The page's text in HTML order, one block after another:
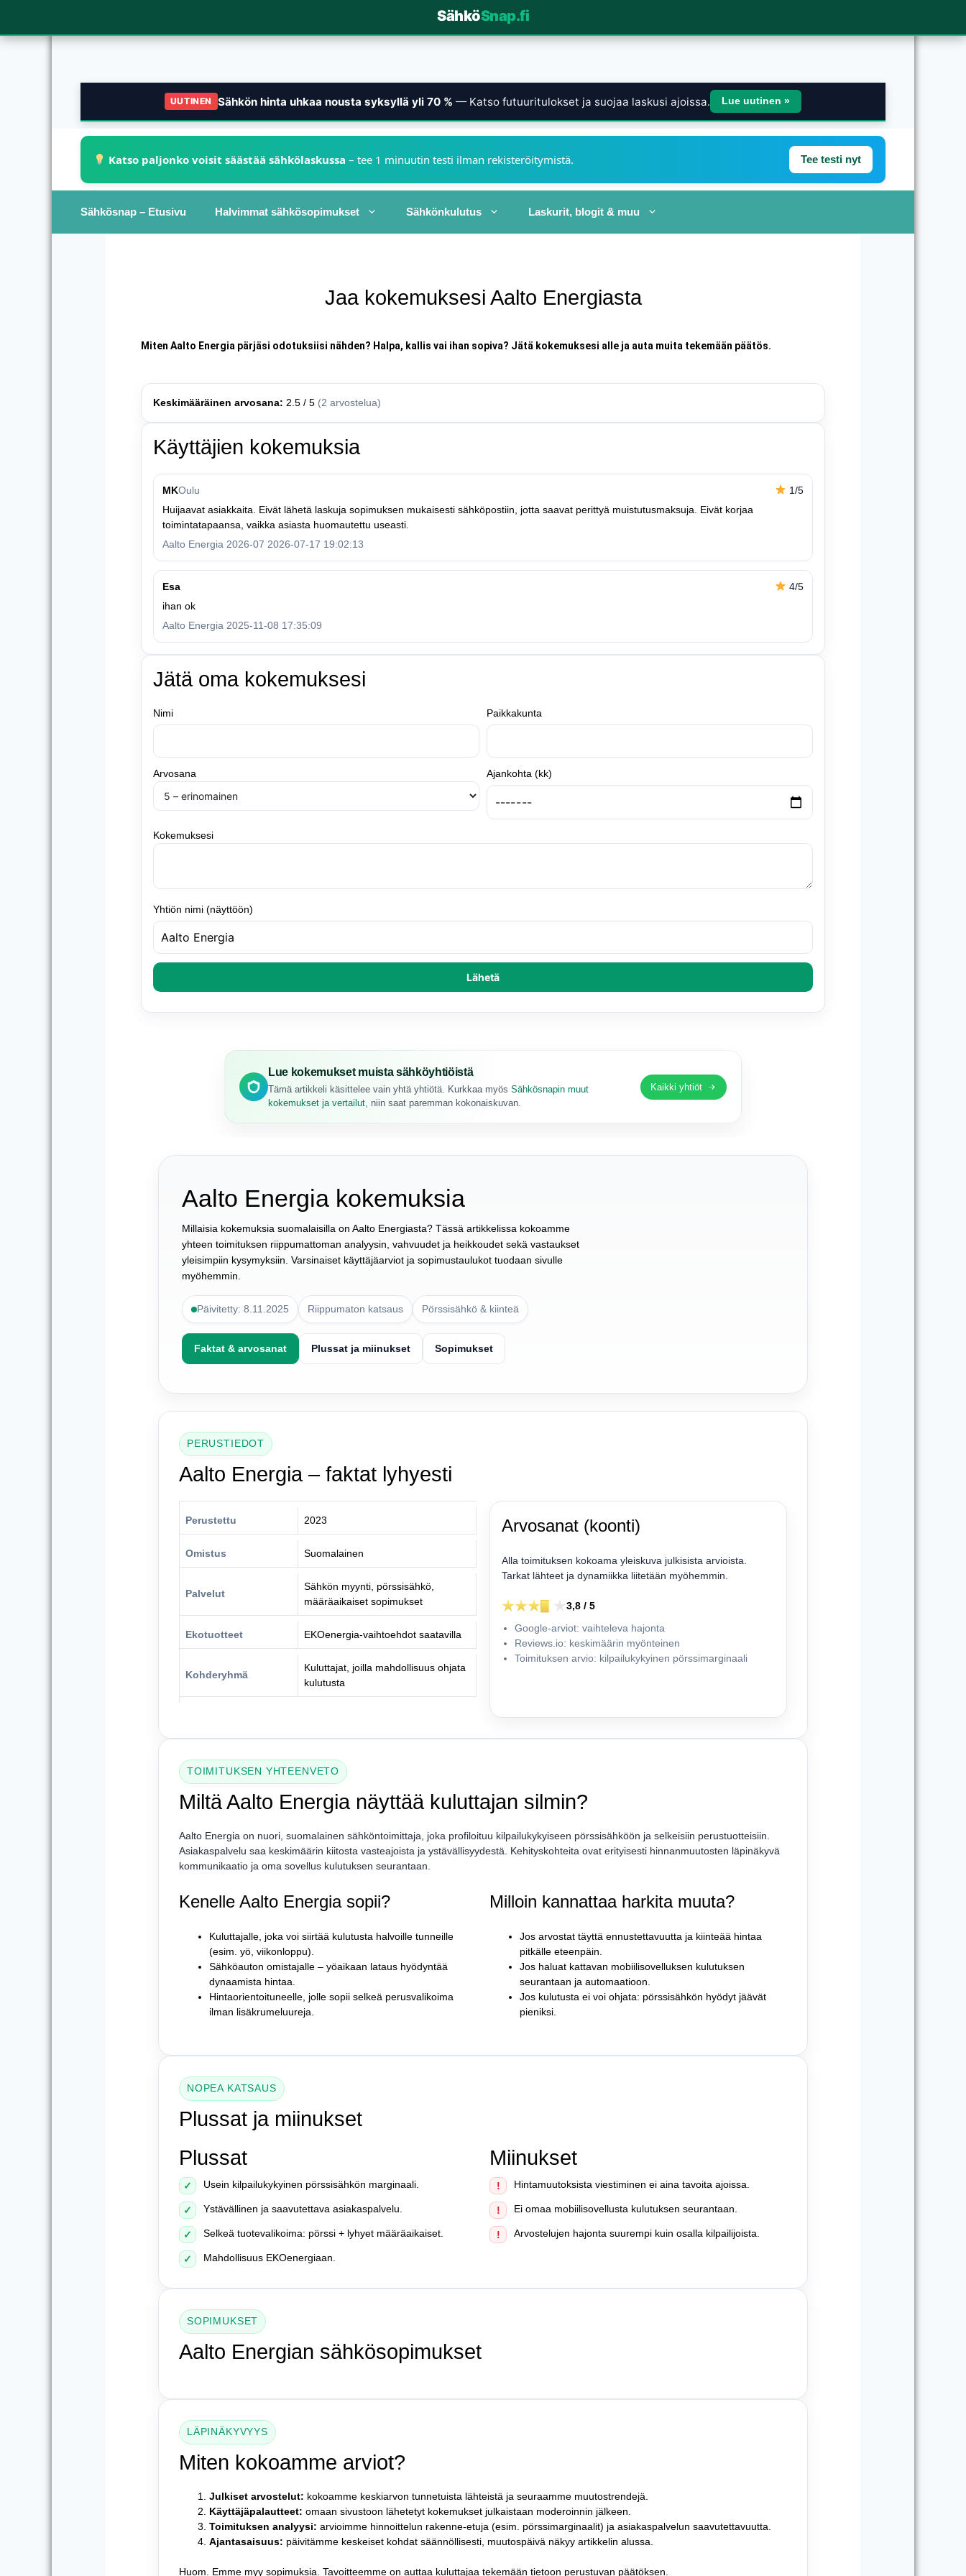
SähköSnap.fi
UUTINEN Sähkön hinta uhkaa nousta syksyllä yli 70 % — Katso futuuritulokset ja suojaa laskusi ajoissa. Lue uutinen »
Katso paljonko voisit säästää sähkölaskussa – tee 1 minuutin testi ilman rekisteröitymistä. Tee testi nyt
Sähkösnap – Etusivu Halvimmat sähkösopimukset Sähkönkulutus Laskurit, blogit & muu
Jaa kokemuksesi Aalto Energiasta
Miten Aalto Energia pärjäsi odotuksiisi nähden? Halpa, kallis vai ihan sopiva? Jätä kokemuksesi alle ja auta muita tekemään päätös.
Keskimääräinen arvosana: 2.5 / 5 (2 arvostelua)
Käyttäjien kokemuksia
MKOulu
1/5
Huijaavat asiakkaita. Eivät lähetä laskuja sopimuksen mukaisesti sähköpostiin, jotta saavat perittyä muistutusmaksuja. Eivät korjaa
toimintatapaansa, vaikka asiasta huomautettu useasti.
Aalto Energia 2026-07 2026-07-17 19:02:13
Esa
4/5
ihan ok
Aalto Energia 2025-11-08 17:35:09
Jätä oma kokemuksesi
Nimi Paikkakunta
Arvosana Ajankohta (kk)
Kokemuksesi
Yhtiön nimi (näyttöön)
Lähetä
Lue kokemukset muista sähköyhtiöistä
Tämä artikkeli käsittelee vain yhtä yhtiötä. Kurkkaa myös Sähkösnapin muut
kokemukset ja vertailut, niin saat paremman kokonaiskuvan.
Kaikki yhtiöt
Aalto Energia kokemuksia
Millaisia kokemuksia suomalaisilla on Aalto Energiasta? Tässä artikkelissa kokoamme
yhteen toimituksen riippumattoman analyysin, vahvuudet ja heikkoudet sekä vastaukset
yleisimpiin kysymyksiin. Varsinaiset käyttäjäarviot ja sopimustaulukot tuodaan sivulle
myöhemmin.
Päivitetty: 8.11.2025 Riippumaton katsaus Pörssisähkö & kiinteä
Faktat & arvosanat Plussat ja miinukset Sopimukset
PERUSTIEDOT
Aalto Energia – faktat lyhyesti
Perustettu 2023
Omistus Suomalainen
Palvelut
Sähkön myynti, pörssisähkö,
määräaikaiset sopimukset
Ekotuotteet EKOenergia-vaihtoehdot saatavilla
Kohderyhmä
Kuluttajat, joilla mahdollisuus ohjata
kulutusta
Arvosanat (koonti)
Alla toimituksen kokoama yleiskuva julkisista arvioista.
Tarkat lähteet ja dynamiikka liitetään myöhemmin.
3,8 / 5
Google-arviot: vaihteleva hajonta
Reviews.io: keskimäärin myönteinen
Toimituksen arvio: kilpailukykyinen pörssimarginaali
TOIMITUKSEN YHTEENVETO
Miltä Aalto Energia näyttää kuluttajan silmin?
Aalto Energia on nuori, suomalainen sähköntoimittaja, joka profiloituu kilpailukykyiseen pörssisähköön ja selkeisiin perustuotteisiin.
Asiakaspalvelu saa keskimäärin kiitosta vasteajoista ja ystävällisyydestä. Kehityskohteita ovat erityisesti hinnanmuutosten läpinäkyvä
kommunikaatio ja oma sovellus kulutuksen seurantaan.
Kenelle Aalto Energia sopii?
Kuluttajalle, joka voi siirtää kulutusta halvoille tunneille
(esim. yö, viikonloppu).
Sähköauton omistajalle – yöaikaan lataus hyödyntää
dynaamista hintaa.
Hintaorientoituneelle, jolle sopii selkeä perusvalikoima
ilman lisäkrumeluureja.
Milloin kannattaa harkita muuta?
Jos arvostat täyttä ennustettavuutta ja kiinteää hintaa
pitkälle eteenpäin.
Jos haluat kattavan mobiilisovelluksen kulutuksen
seurantaan ja automaatioon.
Jos kulutusta ei voi ohjata: pörssisähkön hyödyt jäävät
pieniksi.
NOPEA KATSAUS
Plussat ja miinukset
Plussat
✓ Usein kilpailukykyinen pörssisähkön marginaali.
✓ Ystävällinen ja saavutettava asiakaspalvelu.
✓ Selkeä tuotevalikoima: pörssi + lyhyet määräaikaiset.
✓ Mahdollisuus EKOenergiaan.
Miinukset
! Hintamuutoksista viestiminen ei aina tavoita ajoissa.
! Ei omaa mobiilisovellusta kulutuksen seurantaan.
! Arvostelujen hajonta suurempi kuin osalla kilpailijoista.
SOPIMUKSET
Aalto Energian sähkösopimukset
LÄPINÄKYVYYS
Miten kokoamme arviot?
Julkiset arvostelut: kokoamme keskiarvon tunnetuista lähteistä ja seuraamme muutostrendejä.
Käyttäjäpalautteet: omaan sivustoon lähetetyt kokemukset julkaistaan moderoinnin jälkeen.
Toimituksen analyysi: arvioimme hinnoittelun rakenne-etuja (esim. pörssimarginaalit) ja asiakaspalvelun saavutettavuutta.
Ajantasaisuus: päivitämme keskeiset kohdat säännöllisesti, muutospäivä näkyy artikkelin alussa.
Huom. Emme myy sopimuksia. Tavoitteemme on auttaa kuluttajaa tekemään tietoon perustuvan päätöksen.